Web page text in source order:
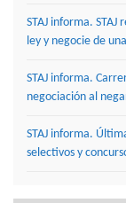
STAJ informa.
ley y negocie de
STAJ informa.
negociación al
STAJ informa.
selectivos y